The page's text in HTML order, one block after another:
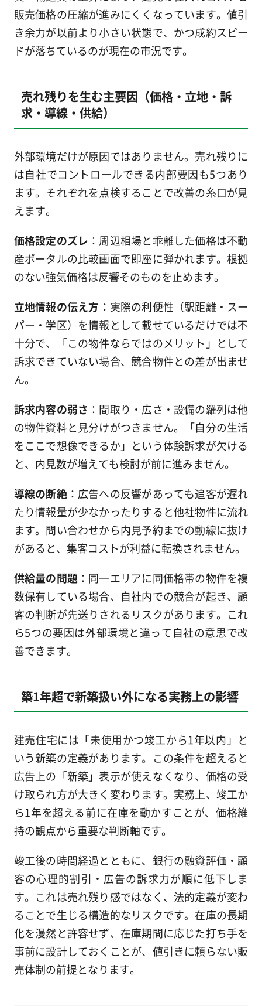
販売価格の圧縮が進みにくくなっています。値引
き余力が以前より小さい状態で、かつ成約スピー
ドが落ちているのが現在の市況です。
売れ残りを生む主要因（価格・立地・訴
求・導線・供給）
外部環境だけが原因ではありません。売れ残りに
は自社でコントロールできる内部要因も5つあり
ます。それぞれを点検することで改善の糸口が見
えます。
価格設定のズレ ：周辺相場と乖離した価格は不動
産ポータルの比較画面で即座に弾かれます。根拠
のない強気価格は反響そのものを止めます。
立地情報の伝え方 ：実際の利便性（駅距離・スー
パー・学区）を情報として載せているだけでは不
十分で、「この物件ならではのメリット」として
訴求できていない場合、競合物件との差が出ませ
ん。
訴求内容の弱さ ：間取り・広さ・設備の羅列は他
の物件資料と見分けがつきません。「自分の生活
をここで想像できるか」という体験訴求が欠ける
と、内見数が増えても検討が前に進みません。
導線の断絶：広告への反響があっても追客が遅れ
たり情報量が少なかったりすると他社物件に流れ
ます。問い合わせから内見予約までの動線に抜け
があると、集客コストが利益に転換されません。
供給量の問題 ：同一エリアに同価格帯の物件を複
数保有している場合、自社内での競合が起き、顧
客の判断が先送りされるリスクがあります。これ
ら5つの要因は外部環境と違って自社の意思で改
善できます。
築1年超で新築扱い外になる実務上の影響
建売住宅には「未使用かつ竣工から1年以内」と
いう新築の定義があります。この条件を超えると
広告上の「新築」表示が使えなくなり、価格の受
け取られ方が大きく変わります。実務上、竣工か
ら1年を超える前に在庫を動かすことが、価格維
持の観点から重要な判断軸です。
竣工後の時間経過とともに、銀行の融資評価・顧
客の心理的割引・広告の訴求力が順に低下しま
す。これは売れ残り感ではなく、法的定義が変わ
ることで生じる構造的なリスクです。在庫の長期
化を漫然と許容せず、在庫期間に応じた打ち手を
事前に設計しておくことが、値引きに頼らない販
売体制の前提となります。